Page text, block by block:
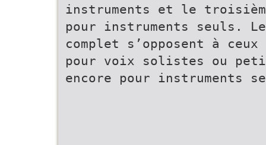
instruments et le
pour instruments seuls.
complet s’opposent à ceux
pour voix solistes ou
encore pour instruments